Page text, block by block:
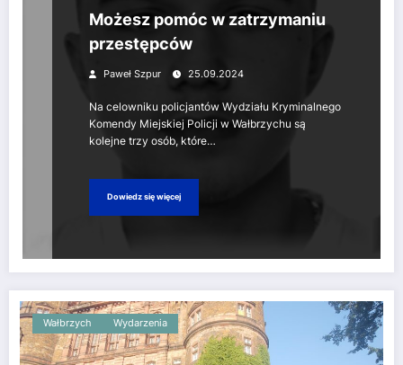
Możesz pomóc w zatrzymaniu
przestępców
Paweł Szpur 25.09.2024
Na celowniku policjantów Wydziału Kryminalnego
Komendy Miejskiej Policji w Wałbrzychu są
kolejne trzy osób, które…
Dowiedz się więcej
Wałbrzych Wydarzenia